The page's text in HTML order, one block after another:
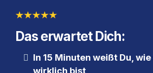
Das erwartet Dich:
In 15 Minuten weißt Du,